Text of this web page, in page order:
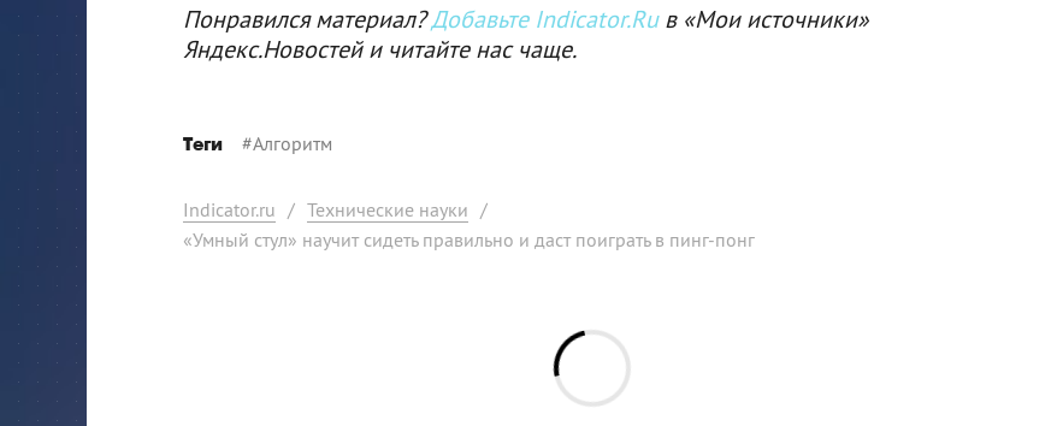
Понравился материал?Добавьте Indicator.Ruв «Мои источники»
Яндекс.Новостей и читайте нас чаще.
Теги #Алгоритм
Indicator.ru / Технические науки /
«Умный стул» научит сидеть правильно и даст поиграть в пинг-понг